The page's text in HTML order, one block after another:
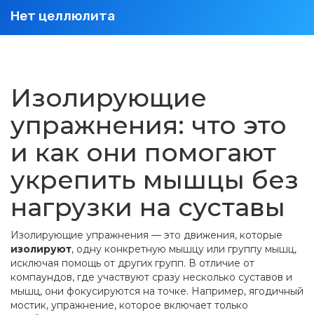
Нет целлюлита
Изолирующие
упражнения: что это
и как они помогают
укрепить мышцы без
нагрузки на суставы
Изолирующие упражнения — это движения, которые
изолируют, одну конкретную мышцу или группу мышц,
исключая помощь от других групп. В отличие от
компаундов, где участвуют сразу несколько суставов и
мышц, они фокусируются на точке. Например, ягодичный
мостик, упражнение, которое включает только